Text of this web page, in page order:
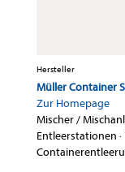
Hersteller
Müller Container
Zur Homepage
Mischer /
Entleerstationen ·